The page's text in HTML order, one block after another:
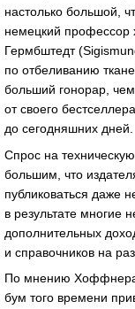
настолько большой,
немецкий профессор
Гермбштедт
по отбеливанию
больший гонорар,
от своего
до сегодняшних дней.
Спрос на
большим, что
публиковаться даже
в результате многие
дополнительных
и справочников на
По мнению Хоффнера,
бум того времени